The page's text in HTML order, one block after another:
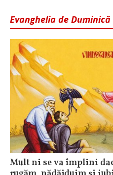
Evanghelia de Duminică
Mult ni se va împlini